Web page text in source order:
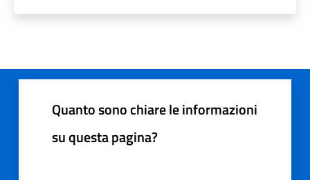
Quanto sono chiare le informazioni
su questa pagina?